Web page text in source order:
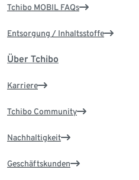
Tchibo MOBIL FAQs
Entsorgung / Inhaltsstoffe
Über Tchibo
Karriere
Tchibo Community
Nachhaltigkeit
Geschäftskunden